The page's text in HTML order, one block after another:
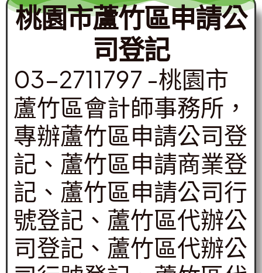
桃園市蘆竹區申請公
司登記
03-2711797 -桃園市
蘆竹區會計師事務所，
專辦蘆竹區申請公司登
記、蘆竹區申請商業登
記、蘆竹區申請公司行
號登記、蘆竹區代辦公
司登記、蘆竹區代辦公